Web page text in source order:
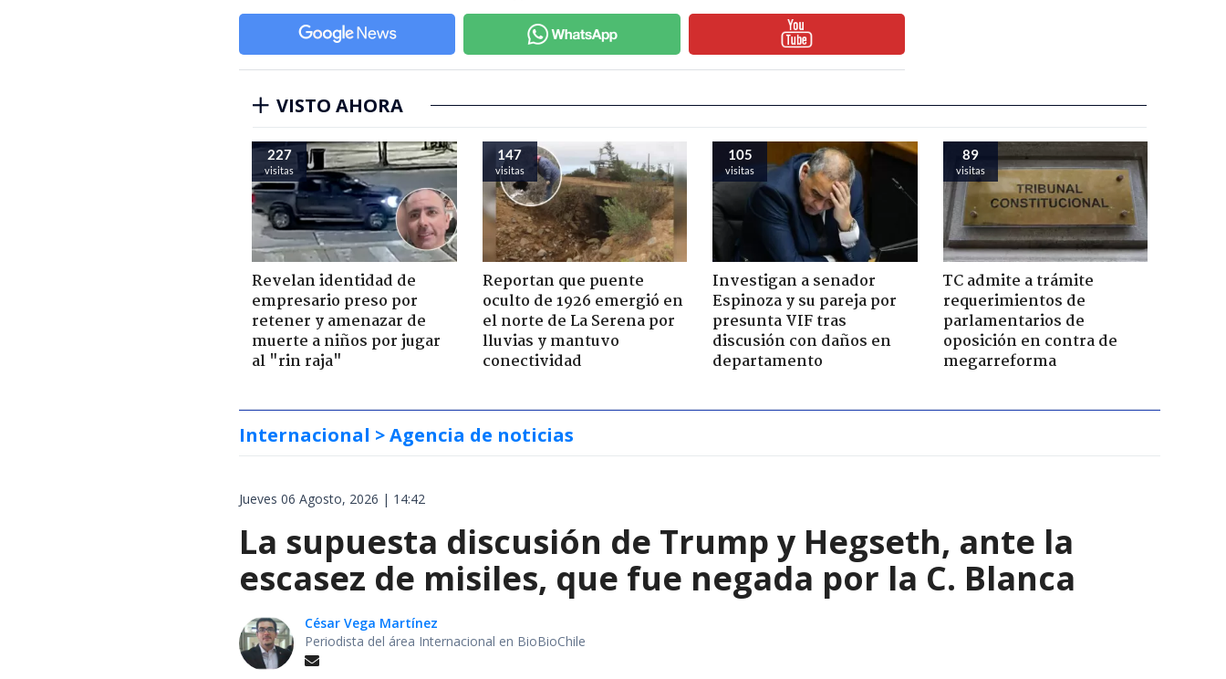
VISTO AHORA
227
visitas
Revelan identidad de
empresario preso por
retener y amenazar de
muerte a niños por jugar
al "rin raja"
147
visitas
Reportan que puente
oculto de 1926 emergió en
el norte de La Serena por
lluvias y mantuvo
conectividad
105
visitas
Investigan a senador
Espinoza y su pareja por
presunta VIF tras
discusión con daños en
departamento
89
visitas
TC admite a trámite
requerimientos de
parlamentarios de
oposición en contra de
megarreforma
Internacional > Agencia de noticias
Jueves 06 Agosto, 2026 | 14:42
La supuesta discusión de Trump y Hegseth, ante la
escasez de misiles, que fue negada por la C. Blanca
César Vega Martínez
Periodista del área Internacional en BioBioChile